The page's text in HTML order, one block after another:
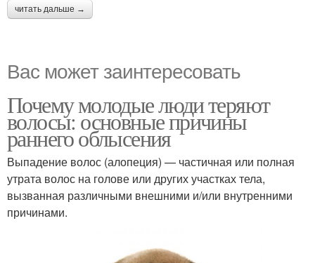
читать дальше →
Вас может заинтересовать
Почему молодые люди теряют
волосы: основные причины
раннего облысения
Выпадение волос (алопеция) — частичная или полная
утрата волос на голове или других участках тела,
вызванная различными внешними и/или внутренними
причинами.